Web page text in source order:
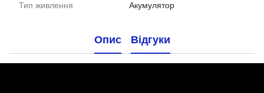
Тип живлення Акумулятор
Опис Відгуки